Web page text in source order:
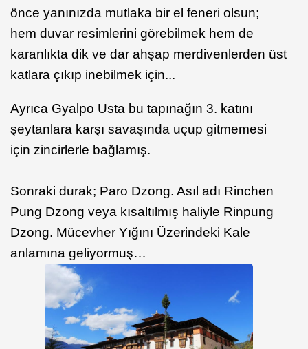
önce yanınızda mutlaka bir el feneri olsun;
hem duvar resimlerini görebilmek hem de
karanlıkta dik ve dar ahşap merdivenlerden üst
katlara çıkıp inebilmek için...
Ayrıca Gyalpo Usta bu tapınağın 3. katını
şeytanlara karşı savaşında uçup gitmemesi
için zincirlerle bağlamış.
Sonraki durak; Paro Dzong. Asıl adı Rinchen
Pung Dzong veya kısaltılmış haliyle Rinpung
Dzong. Mücevher Yığını Üzerindeki Kale
anlamına geliyormuş…